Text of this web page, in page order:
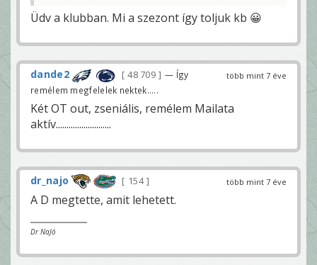
Üdv a klubban. Mi a szezont így toljuk kb 😀
több mint 7 éve
dande2 48 709
— Így
remélem megfelelek nektek.....
Két OT out, zseniális, remélem Mailata
aktív..........................
több mint 7 éve
dr_najo 154
A D megtette, amit lehetett.
Dr NaJó